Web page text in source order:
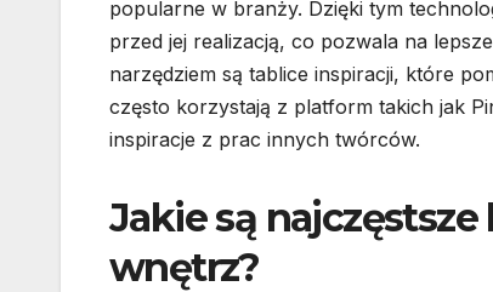
popularne w branży. Dzięki tym
przed jej realizacją, co pozwala na
narzędziem są tablice inspiracji, które
często korzystają z platform takich jak
inspiracje z prac innych twórców.
Jakie są
wnętrz?